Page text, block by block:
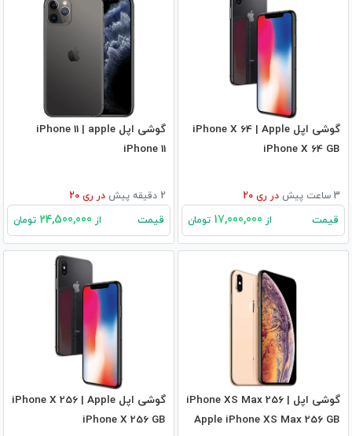
گوشی اپل iPhone X 64 | Apple
iPhone X 64 GB
3 ساعت پیش در ری 20
قیمت از تومان
گوشی اپل iPhone 11 | apple
iPhone 11
2 دقیقه پیش در ری 20
قیمت از تومان
گوشی اپل iPhone XS Max 256 |
Apple iPhone XS Max 256 GB
گوشی اپل iPhone X 256 | Apple
iPhone X 256 GB